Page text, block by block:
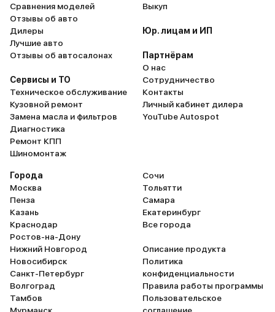
Сравнения моделей
Отзывы об авто
Дилеры
Лучшие авто
Отзывы об автосалонах
Сервисы и ТО
Техническое обслуживание
Кузовной ремонт
Замена масла и фильтров
Диагностика
Ремонт КПП
Шиномонтаж
Выкуп
Юр. лицам и ИП
Партнёрам
О нас
Сотрудничество
Контакты
Личный кабинет дилера
YouTube Autospot
Города
Москва
Пенза
Казань
Краснодар
Ростов-на-Дону
Нижний Новгород
Новосибирск
Санкт-Петербург
Волгоград
Тамбов
Сочи
Тольятти
Самара
Екатеринбург
Все города
Описание продукта
Политика
конфиденциальности
Правила работы программы
Пользовательское